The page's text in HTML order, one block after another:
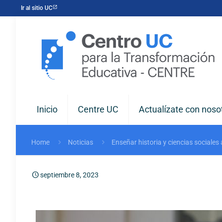
Ir al sitio UC
Inicio Centre UC Actualízate con
Home Noticias Enseñar historia y ciencias sociales
septiembre 8, 2023